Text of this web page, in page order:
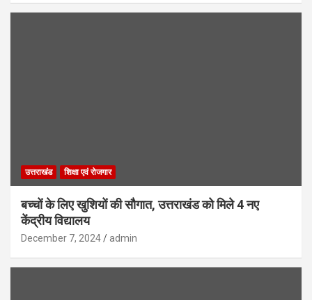
उत्तराखंड शिक्षा एवं रोजगार
बच्चों के लिए खुशियों की सौगात, उत्तराखंड को मिले 4 नए
केंद्रीय विद्यालय
December 7, 2024 admin